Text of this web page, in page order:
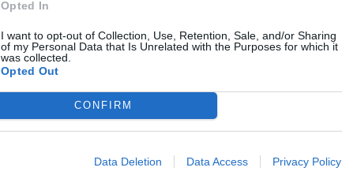
Opted In
I want to opt-out of Collection, Use, Retention, Sale, and/or Sharing
of my Personal Data that Is Unrelated with the Purposes for which it
was collected.
Opted Out
CONFIRM
Data Deletion Data Access Privacy Policy